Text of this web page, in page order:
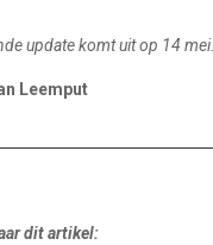
update komt uit op 14 mei.
Leemput
dit artikel: